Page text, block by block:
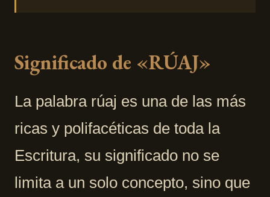
Significado de «RÚAJ»
La palabra rúaj es una de las más
ricas y polifacéticas de toda la
Escritura, su significado no se
limita a un solo concepto, sino que